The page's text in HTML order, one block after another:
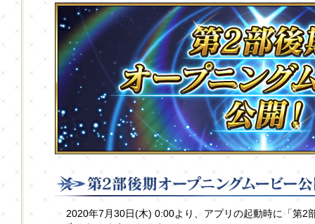
2020年7月30日(木) 0:00より、アプリの起動時に「第2